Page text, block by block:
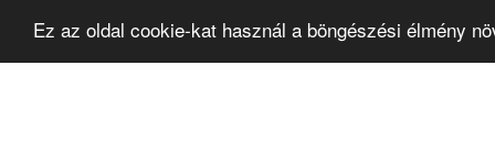
Ez az oldal cookie-kat használ a böngészési élmény